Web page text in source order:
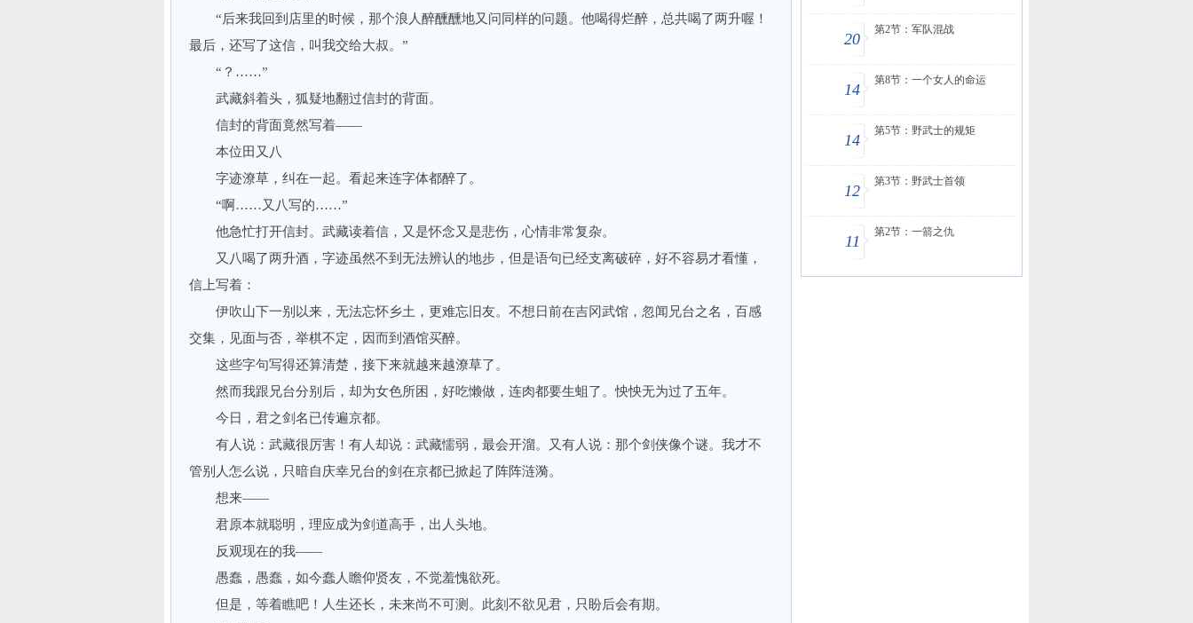
“后来我回到店里的时候，那个浪人醉醺醺地又问同样的问题。他喝得烂醉，总共喝了两升喔！
最后，还写了这信，叫我交给大叔。”
“？……”
武藏斜着头，狐疑地翻过信封的背面。
信封的背面竟然写着——
本位田又八
字迹潦草，纠在一起。看起来连字体都醉了。
“啊……又八写的……”
他急忙打开信封。武藏读着信，又是怀念又是悲伤，心情非常复杂。
又八喝了两升酒，字迹虽然不到无法辨认的地步，但是语句已经支离破碎，好不容易才看懂，
信上写着：
伊吹山下一别以来，无法忘怀乡土，更难忘旧友。不想日前在吉冈武馆，忽闻兄台之名，百感
交集，见面与否，举棋不定，因而到酒馆买醉。
这些字句写得还算清楚，接下来就越来越潦草了。
然而我跟兄台分别后，却为女色所困，好吃懒做，连肉都要生蛆了。怏怏无为过了五年。
今日，君之剑名已传遍京都。
有人说：武藏很厉害！有人却说：武藏懦弱，最会开溜。又有人说：那个剑侠像个谜。我才不
管别人怎么说，只暗自庆幸兄台的剑在京都已掀起了阵阵涟漪。
想来——
君原本就聪明，理应成为剑道高手，出人头地。
反观现在的我——
愚蠢，愚蠢，如今蠢人瞻仰贤友，不觉羞愧欲死。
但是，等着瞧吧！人生还长，未来尚不可测。此刻不欲见君，只盼后会有期。
20
第2节：军队混战
14
第8节：一个女人的命运
14
第5节：野武士的规矩
12
第3节：野武士首领
11
第2节：一箭之仇